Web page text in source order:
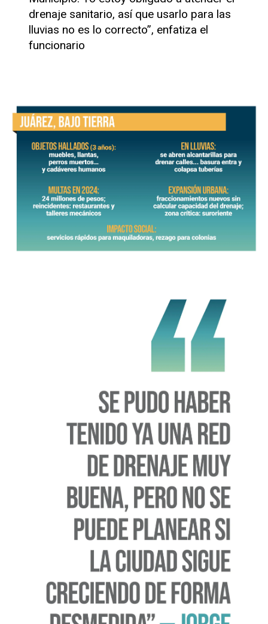
drenaje sanitario, así que usarlo para las
lluvias no es lo correcto”, enfatiza el
funcionario